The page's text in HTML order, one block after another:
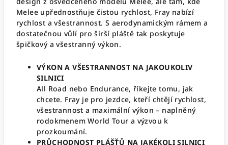
Melee upřednostňuje čistou rychlost, Fray nabízí
rychlost a všestrannost. S aerodynamickým rámem a
dostatečnou vůlí pro širší pláště tak poskytuje
špičkový a všestranný výkon.
VÝKON A VŠESTRANNOST NA JAKOUKOLIV
SILNICI
All Road nebo Endurance, říkejte tomu, jak
chcete. Fray je pro jezdce, kteří chtějí rychlost,
všestrannost a maximální výkon – naplněný
rodokmenem World Tour a výzvou k
prozkoumání.
PRŮCHODNOST PLÁŠŤŮ NA JAKÉKOLI SILNICI